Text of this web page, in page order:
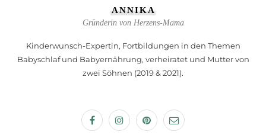
ANNIKA
Gründerin von Herzens-Mama
Kinderwunsch-Expertin, Fortbildungen in den Themen
Babyschlaf und Babyernährung, verheiratet und Mutter von
zwei Söhnen (2019 & 2021).